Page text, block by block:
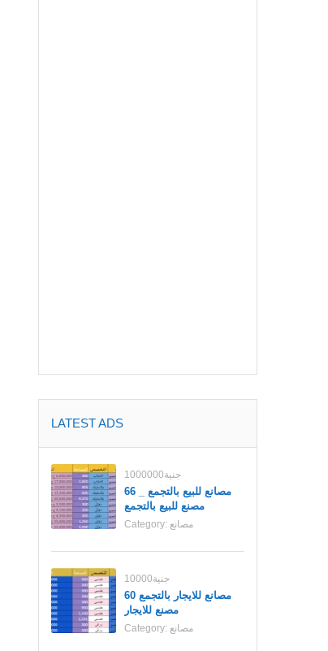
LATEST ADS
1000000جنية
مصانع للبيع بالتجمع _ 66
مصنع للبيع بالتجمع
Category: مصانع
10000جنية
مصانع للايجار بالتجمع 60
مصنع للايجار
Category: مصانع